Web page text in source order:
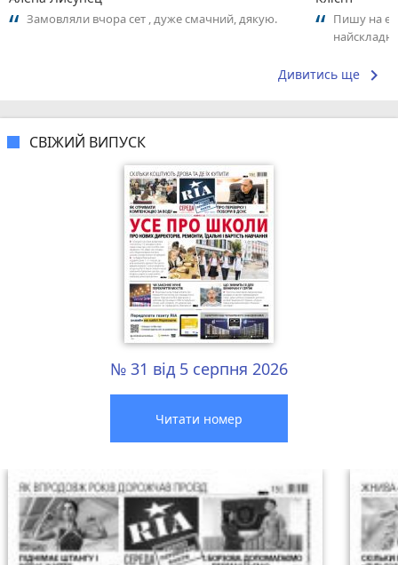
Замовляли вчора сет , дуже смачний, дякую.
Пишу на
Дивитись ще keyboard_arrow_right
СВІЖИЙ ВИПУСК
№ 31 від 5 серпня 2026
Читати номер